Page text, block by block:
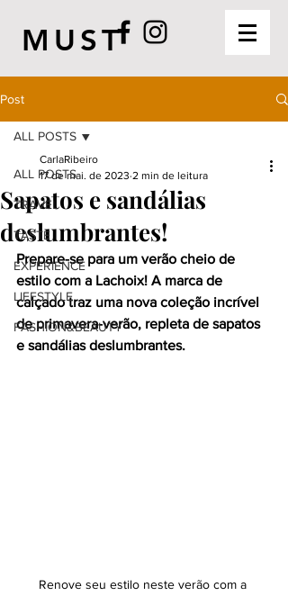
MUST
Post
ALL POSTS
TRAVEL
TASTE
EXPERIENCE
LIFESTYLE
FASHION&BEAUTY
ALL POSTS
Sapatos e sandálias
deslumbrantes!
CarlaRibeiro
17 de mai. de 2023 2 min de leitura
Prepare-se para um verão cheio de
estilo com a Lachoix! A marca de
calçado traz uma nova coleção incrível
de primavera-verão, repleta de sapatos
e sandálias deslumbrantes.
Renove seu estilo neste verão com a